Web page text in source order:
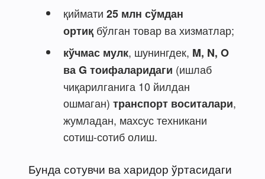
қиймати 25 млн сўмдан
ортиқ бўлган товар ва хизматлар;
кўчмас мулк, шунингдек, M, N, O
ва G тоифаларидаги (ишлаб
чиқарилганига 10 йилдан
ошмаган) транспорт воситалари,
жумладан, махсус техникани
сотиш-сотиб олиш.
Бунда сотувчи ва харидор ўртасидаги